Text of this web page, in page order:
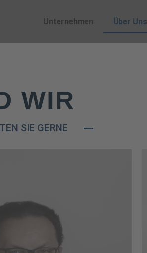
Unternehmen Über Uns
WIR
SIE GERNE